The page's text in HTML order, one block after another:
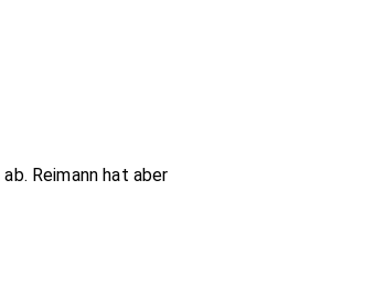
Reimann hat aber